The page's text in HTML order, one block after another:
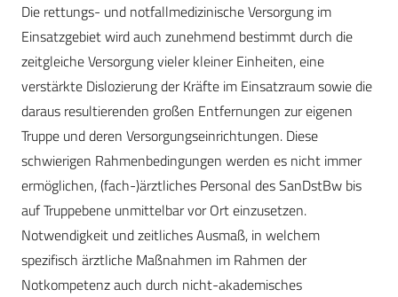
Die rettungs- und notfallmedizinische Versorgung im
Einsatzgebiet wird auch zunehmend bestimmt durch die
zeitgleiche Versorgung vieler kleiner Einheiten, eine
verstärkte Dislozierung der Kräfte im Einsatzraum sowie die
daraus resultierenden großen Entfernungen zur eigenen
Truppe und deren Versorgungseinrichtungen. Diese
schwierigen Rahmenbedingungen werden es nicht immer
ermöglichen, (fach-)ärztliches Personal des SanDstBw bis
auf Truppebene unmittelbar vor Ort einzusetzen.
Notwendigkeit und zeitliches Ausmaß, in welchem
spezifisch ärztliche Maßnahmen im Rahmen der
Notkompetenz auch durch nicht-akademisches